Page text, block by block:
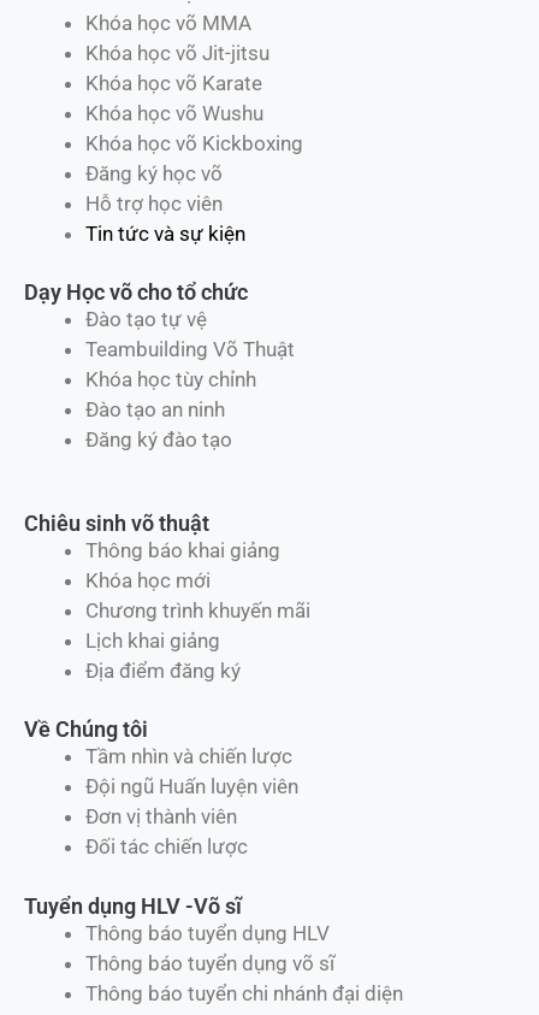
Khóa học võ MMA
Khóa học võ Jit-jitsu
Khóa học võ Karate
Khóa học võ Wushu
Khóa học võ Kickboxing
Đăng ký học võ
Hỗ trợ học viên
Tin tức và sự kiện
Dạy Học võ cho tổ chức
Đào tạo tự vệ
Teambuilding Võ Thuật
Khóa học tùy chỉnh
Đào tạo an ninh
Đăng ký đào tạo
Chiêu sinh võ thuật
Thông báo khai giảng
Khóa học mới
Chương trình khuyến mãi
Lịch khai giảng
Địa điểm đăng ký
Về Chúng tôi
Tầm nhìn và chiến lược
Đội ngũ Huấn luyện viên
Đơn vị thành viên
Đối tác chiến lược
Tuyển dụng HLV -Võ sĩ
Thông báo tuyển dụng HLV
Thông báo tuyển dụng võ sĩ
Thông báo tuyển chi nhánh đại diện